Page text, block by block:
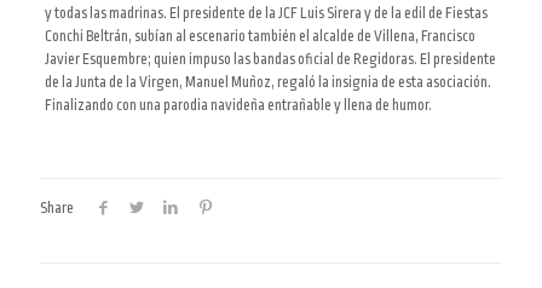
y todas las madrinas. El presidente de la JCF Luis Sirera y de la edil de Fiestas
Conchi Beltrán, subían al escenario también el alcalde de Villena, Francisco
Javier Esquembre; quien impuso las bandas oficial de Regidoras. El presidente
de la Junta de la Virgen, Manuel Muñoz, regaló la insignia de esta asociación.
Finalizando con una parodia navideña entrañable y llena de humor.
Share